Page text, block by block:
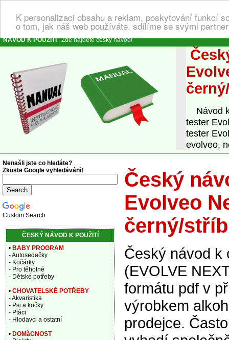
K personalizaci obsahu a reklam, poskytování funkcí
o tom, jak náš web používáte, sdílíme se svými
NÁVOD K POUŽITÍ| Zde najdete český návod!
Návod k
tester
tester
evolveo,
Český
Evolveo
černý/
Český návod k
(EVOLVE
formátu pdf v
výrobkem
prodejce.
Nenašli jste co hledáte?
Zkuste Google vyhledávání!
Custom Search
ČESKÝ NÁVOD K POUŽITÍ
• BABY PROGRAM
- Autosedačky
- Kočárky
- Pro těhotné
- Dětské potřeby
• CHOVATELSKÉ POTŘEBY
- Akvaristika
- Psi a kočky
- Ptáci
- Hlodavci a ostatní
• DOMàCNOST